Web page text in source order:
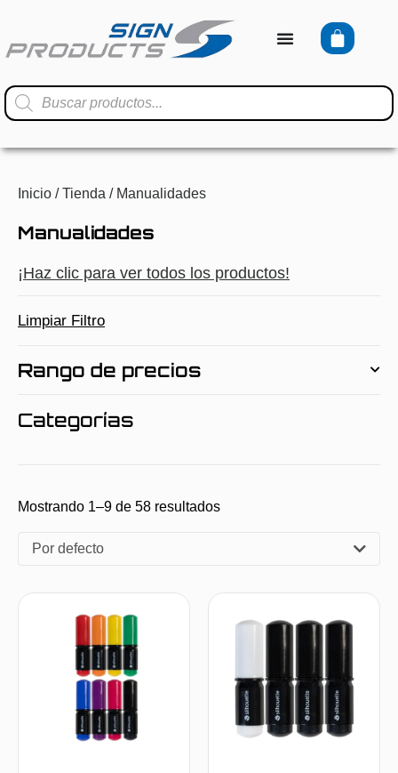
Inicio /Tienda / Manualidades
Manualidades
¡Haz clic para ver todos los productos!
Limpiar Filtro
Rango de precios
Categorías
Mostrando 1–9 de 58 resultados
Por defecto